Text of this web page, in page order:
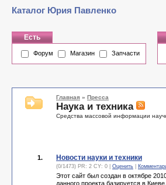
Каталог Юрия Павленко
Есть
Форум Магазин Запчасти
Главная » Пресса
Наука и техника
Средства массовой информации
1. Новости науки и техники
(0/1473) PR: 2 CY: 0 | Оценить
Этот сайт был создан в октябре
данного проекта базируется в Киеве.